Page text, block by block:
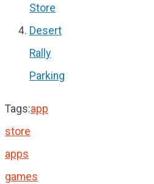
Store
Desert
Rally
Parking
Tags:app
store
apps
games